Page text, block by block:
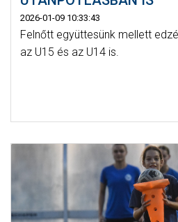
2026-01-09 10:33:43
Felnőtt együttesünk mellett
az U15 és az U14 is.